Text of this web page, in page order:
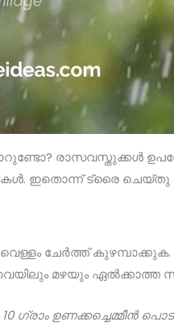
രാസവസ്തുക്കൾ
ഇതൊന്ന് ട്രൈ
വെള്ളം ചേർത്ത്
വെയിലും മഴയും
ഉണക്കച്ചെമ്മീൻ